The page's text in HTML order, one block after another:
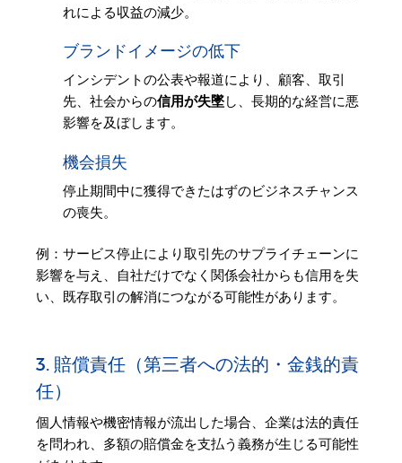
れによる収益の減少。
ブランドイメージの低下
インシデントの公表や報道により、顧客、取引
先、社会からの信用が失墜し、長期的な経営に悪
影響を及ぼします。
機会損失
停止期間中に獲得できたはずのビジネスチャンス
の喪失。
例：サービス停止により取引先のサプライチェーンに
影響を与え、自社だけでなく関係会社からも信用を失
い、既存取引の解消につながる可能性があります。
3. 賠償責任（第三者への法的・金銭的責
任）
個人情報や機密情報が流出した場合、企業は法的責任
を問われ、多額の賠償金を支払う義務が生じる可能性